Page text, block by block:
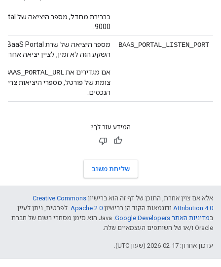
9000.
BAAS_PORTAL_LISTEN_PORT
השקע הזה לא זמין, לציין יציאה אחרת.
אם מגדירים אתBAAS_PORTAL_URL
צומת של פורטל, מספרי היציאות
הנכסים.
המידע עזר לך?
שליחת משוב
אלא אם צוין אחרת, התוכן של דף זה הוא ברישיון Creative Commons
Attribution 4.0 ודוגמאות הקוד הן ברישיון Apache 2.0. לפרטים, ניתן לעיין
במדיניות האתר Google Developers‏
.‏ Java הוא סימן מסחרי רשום של חברת
Oracle ו/או של השותפים העצמאיים שלה.
עדכון אחרון: 2026-02-17 (שעון UTC).